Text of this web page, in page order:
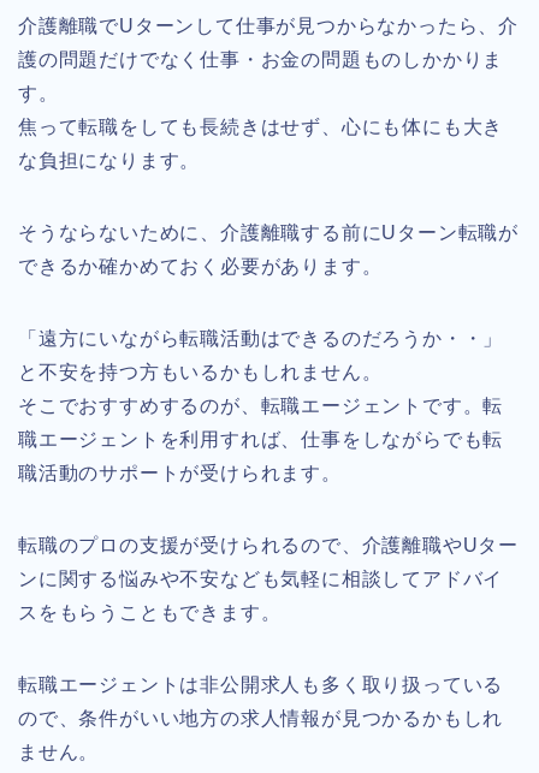
介護離職でUターンして仕事が見つからなかったら、介
護の問題だけでなく仕事・お金の問題ものしかかりま
す。
焦って転職をしても長続きはせず、心にも体にも大き
な負担になります。
そうならないために、介護離職する前にUターン転職が
できるか確かめておく必要があります。
「遠方にいながら転職活動はできるのだろうか・・」
と不安を持つ方もいるかもしれません。
そこでおすすめするのが、転職エージェントです。転
職エージェントを利用すれば、仕事をしながらでも転
職活動のサポートが受けられます。
転職のプロの支援が受けられるので、介護離職やUター
ンに関する悩みや不安なども気軽に相談してアドバイ
スをもらうこともできます。
転職エージェントは非公開求人も多く取り扱っている
ので、条件がいい地方の求人情報が見つかるかもしれ
ません。